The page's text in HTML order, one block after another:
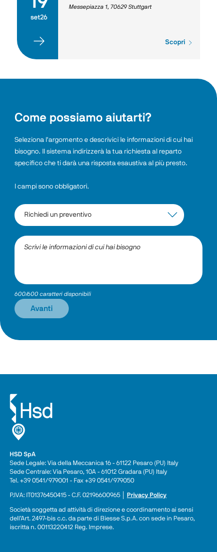
set26
Messepiazza 1, 70629 Stuttgart
Scopri
Come possiamo aiutarti?
Seleziona l'argomento e descrivici le informazioni di cui hai
bisogno. Il sistema indirizzerà la tua richiesta al reparto
specifico che ti darà una risposta esaustiva al più presto.
I campi sono obbligatori.
600/600 caratteri disponibili
Avanti
HSD SpA
Sede Legale: Via della Meccanica 16 - 61122 Pesaro (PU) Italy
Sede Centrale: Via Pesaro, 10A - 61012 Gradara (PU) Italy
Tel. +39 0541/979001 - Fax +39 0541/979050
P.IVA: IT01376450415 - C.F. 02196600965 │ Privacy Policy
Società soggetta ad attività di direzione e coordinamento ai sensi
dell’Art. 2497-bis c.c. da parte di Biesse S.p.A. con sede in Pesaro,
iscritta n. 00113220412 Reg. Imprese.